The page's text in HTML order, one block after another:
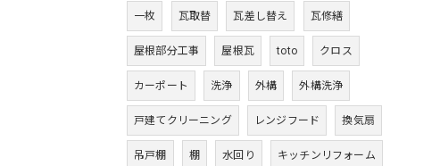
一枚 瓦取替 瓦差し替え 瓦修繕
屋根部分工事 屋根瓦 toto クロス
カーポート 洗浄 外構 外構洗浄
戸建てクリーニング レンジフード 換気扇
吊戸棚 棚 水回り キッチンリフォーム